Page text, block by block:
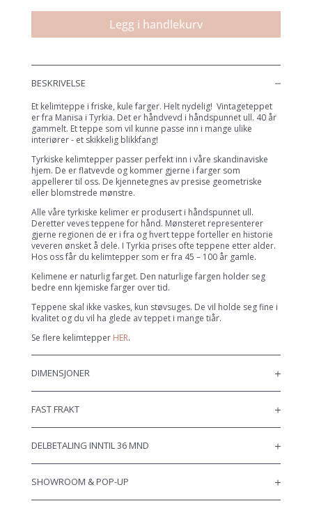
Marina
Legg i handlekurv
BESKRIVELSE
Et kelimteppe i friske, kule farger. Helt nydelig! Vintageteppet
er fra Manisa i Tyrkia. Det er håndvevd i håndspunnet ull. 40 år
gammelt. Et teppe som vil kunne passe inn i mange ulike
interiører - et skikkelig blikkfang!
Tyrkiske kelimtepper passer perfekt inn i våre skandinaviske
hjem. De er flatvevde og kommer gjerne i farger som
appellerer til oss. De kjennetegnes av presise geometriske
eller blomstrede mønstre.
Alle våre tyrkiske kelimer er produsert i håndspunnet ull.
Deretter veves teppene for hånd. Mønsteret representerer
gjerne regionen de er i fra og hvert teppe forteller en historie
veveren ønsket å dele. I Tyrkia prises ofte teppene etter alder.
Hos oss får du kelimtepper som er fra 45 – 100 år gamle.
Kelimene er naturlig farget. Den naturlige fargen holder seg
bedre enn kjemiske farger over tid.
Teppene skal ikke vaskes, kun støvsuges. De vil holde seg fine i
kvalitet og du vil ha glede av teppet i mange tiår.
Se flere kelimtepper HER.
DIMENSJONER
FAST FRAKT
DELBETALING INNTIL 36 MND
SHOWROOM & POP-UP